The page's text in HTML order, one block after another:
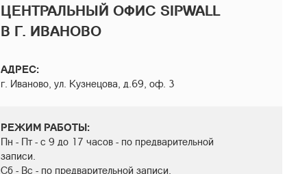
ЦЕНТРАЛЬНЫЙ ОФИС SIPWALL
В Г. ИВАНОВО
АДРЕС:
г. Иваново, ул. Кузнецова, д.69, оф. 3
РЕЖИМ РАБОТЫ:
Пн - Пт - с 9 до 17 часов - по предварительной
записи.
Сб - Вс - по предварительной записи.